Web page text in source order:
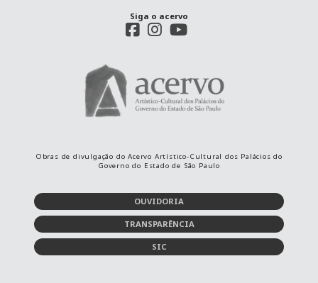
Siga o acervo
Obras de divulgação do Acervo Artístico-Cultural dos Palácios do
Governo do Estado de São Paulo
OUVIDORIA
TRANSPARÊNCIA
SIC